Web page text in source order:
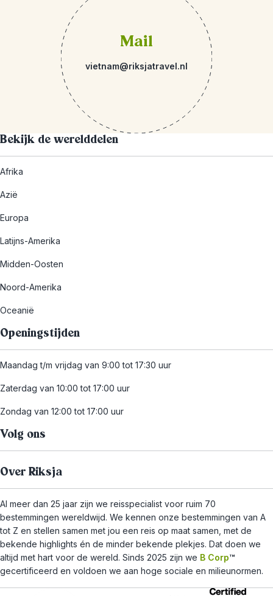
Mail
vietnam@riksjatravel.nl
Bekijk de werelddelen
Afrika
Azië
Europa
Latijns-Amerika
Midden-Oosten
Noord-Amerika
Oceanië
Openingstijden
Maandag t/m vrijdag van 9:00 tot 17:30 uur
Zaterdag van 10:00 tot 17:00 uur
Zondag van 12:00 tot 17:00 uur
Volg ons
Over Riksja
Al meer dan 25 jaar zijn we reisspecialist voor ruim 70
bestemmingen wereldwijd. We kennen onze bestemmingen van A
tot Z en stellen samen met jou een reis op maat samen, met de
bekende highlights én de minder bekende plekjes. Dat doen we
altijd met hart voor de wereld. Sinds 2025 zijn we B Corp™
gecertificeerd en voldoen we aan hoge sociale en milieunormen.